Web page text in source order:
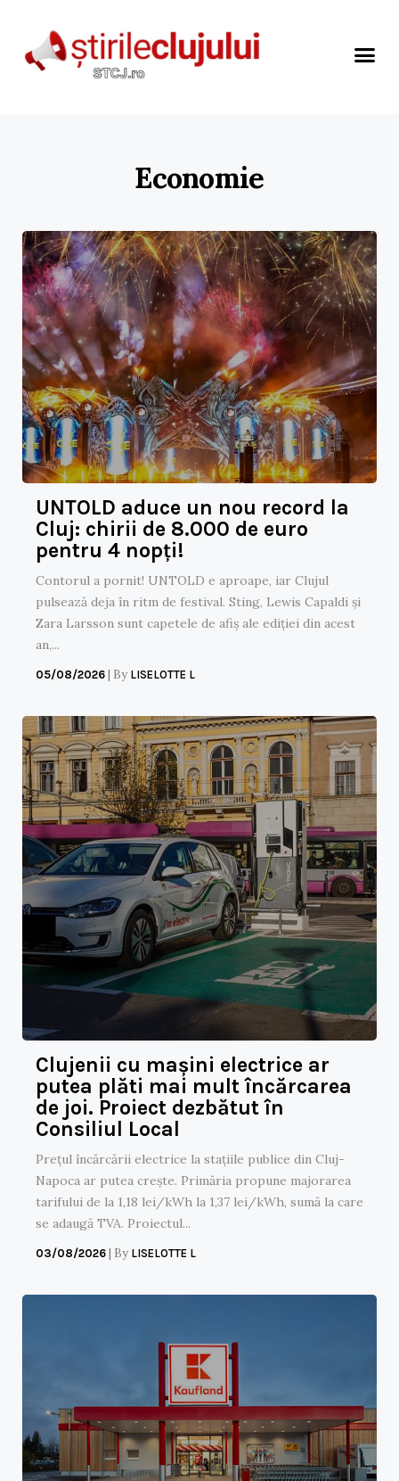
Economie
UNTOLD aduce un nou record la
Cluj: chirii de 8.000 de euro
pentru 4 nopți!
Contorul a pornit! UNTOLD e aproape, iar Clujul
pulsează deja în ritm de festival. Sting, Lewis Capaldi și
Zara Larsson sunt capetele de afiș ale ediției din acest
an,...
05/08/2026 | By LISELOTTE L
Clujenii cu mașini electrice ar
putea plăti mai mult încărcarea
de joi. Proiect dezbătut în
Consiliul Local
Prețul încărcării electrice la stațiile publice din Cluj-
Napoca ar putea crește. Primăria propune majorarea
tarifului de la 1,18 lei/kWh la 1,37 lei/kWh, sumă la care
se adaugă TVA. Proiectul...
03/08/2026 | By LISELOTTE L